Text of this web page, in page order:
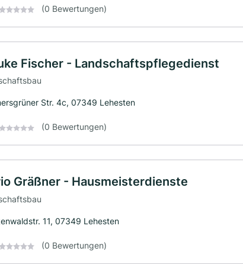
(0 Bewertungen)
Fischer - Landschaftspflegedienst
Str. 4c, 07349 Lehesten
(0 Bewertungen)
Gräßner - Hausmeisterdienste
11, 07349 Lehesten
(0 Bewertungen)